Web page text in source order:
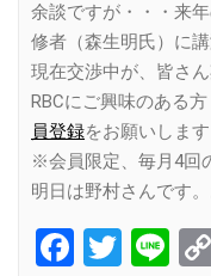
余談ですが・・・来
修者（森生明氏）に
現在交渉中が、皆さ
RBCにご興味のある
員登録をお願いします
※会員限定、毎月4回
明日は野村さんです